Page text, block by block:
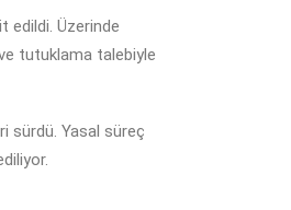
edildi. Üzerinde
ve tutuklama talebiyle
sürdü. Yasal süreç